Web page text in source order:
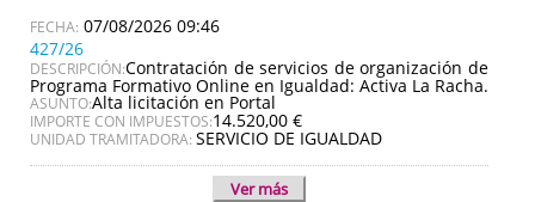
07/08/2026 09:46
427/26
DESCRIPCIÓN:Contratación de servicios de organización de
Programa Formativo Online en Igualdad: Activa La Racha.
ASUNTO:Alta licitación en Portal
IMPORTE CON IMPUESTOS:14.520,00 €
UNIDAD TRAMITADORA: SERVICIO DE IGUALDAD
Ver más